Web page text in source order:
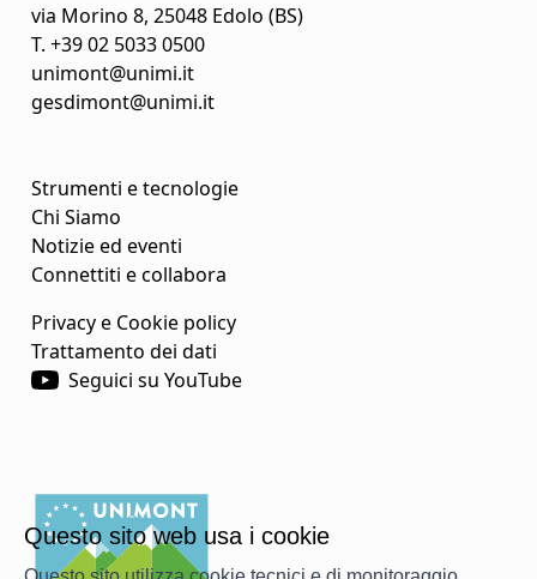
Questo sito web usa i cookie
via Morino 8, 25048 Edolo (BS)
T. +39 02 5033 0500
unimont@unimi.it
gesdimont@unimi.it
Strumenti e tecnologie
Chi Siamo
Notizie ed eventi
Connettiti e collabora
Privacy e Cookie policy
Trattamento dei dati
Seguici su YouTube